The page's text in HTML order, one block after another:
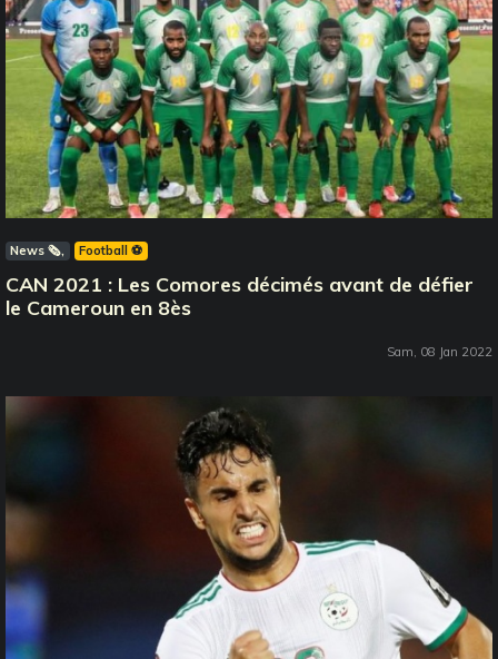
News 🗞️ Football ⚽️
CAN 2021 : Les Comores décimés avant de défier
le Cameroun en 8ès
Sam, 08 Jan 2022